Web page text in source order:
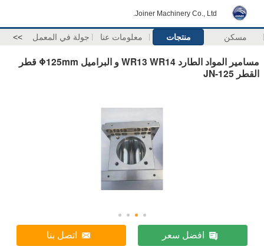
Joiner Machinery Co., Ltd.
مسكن منتجات معلومات عنا جولة في المعمل >>
مسامير المواد الطارد WR13 WR14 و البراميل Φ125mm قطر
القطر JN-125
افضل سعر اتصل بنا